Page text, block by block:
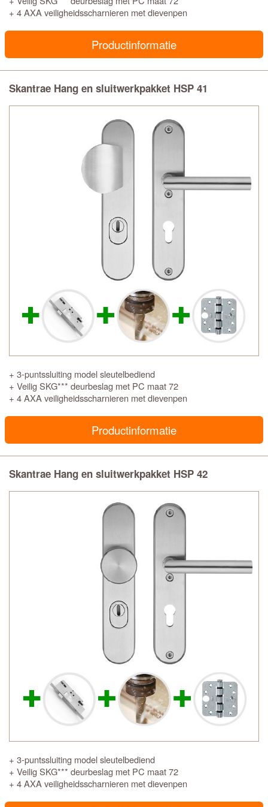
+ 4 AXA veiligheidsscharnieren met dievenpen
Productinformatie
Skantrae Hang en sluitwerkpakket HSP 41
+ 3-puntssluiting model sleutelbediend
+ Veilig SKG*** deurbeslag met PC maat 72
+ 4 AXA veiligheidsscharnieren met dievenpen
Productinformatie
Skantrae Hang en sluitwerkpakket HSP 42
+ 3-puntssluiting model sleutelbediend
+ Veilig SKG*** deurbeslag met PC maat 72
+ 4 AXA veiligheidsscharnieren met dievenpen